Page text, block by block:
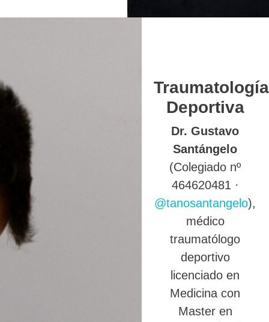
Traumatología
Deportiva
Dr. Gustavo
Santángelo
(Colegiado nº
464620481 ·
@tanosantangelo),
médico
traumatólogo
deportivo
licenciado en
Medicina con
Master en